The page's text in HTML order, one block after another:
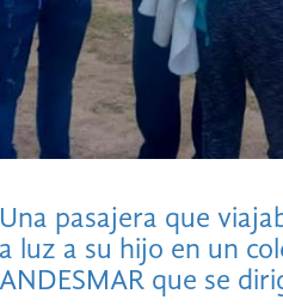
Una pasajera que
a luz a su hijo en un
ANDESMAR que se